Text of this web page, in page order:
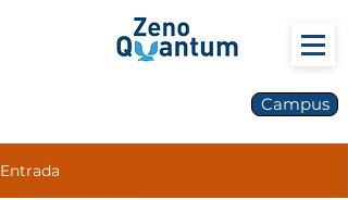
Campus
Entrada